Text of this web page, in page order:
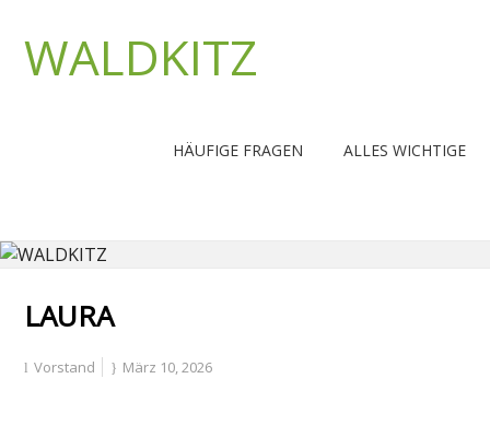
WALDKITZ
HÄUFIGE FRAGEN ALLES WICHTIGE
LAURA
Vorstand März 10, 2026